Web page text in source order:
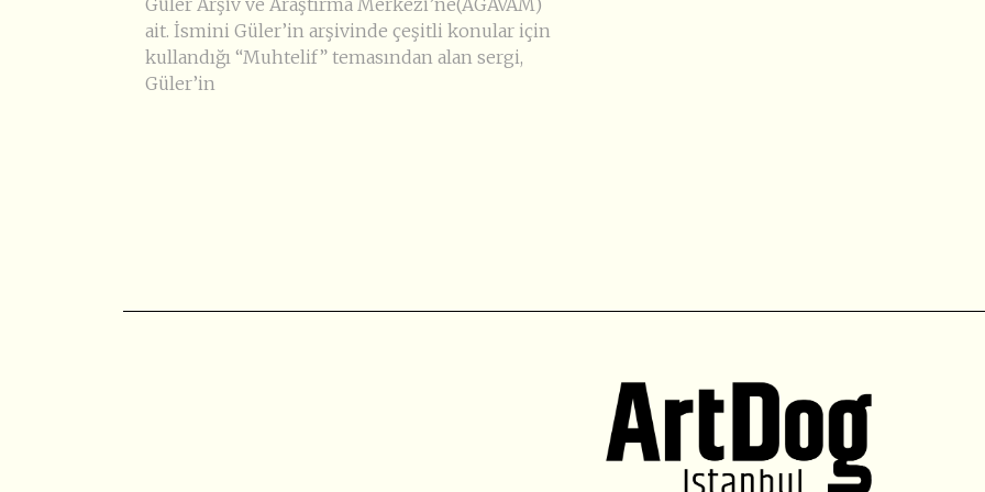
ait. İsmini Güler’in arşivinde çeşitli konular için
kullandığı “Muhtelif” temasından alan sergi,
Güler’in